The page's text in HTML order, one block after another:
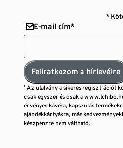
*
E-mail cím*
Feliratkozom a hírlevélre
¹ Az utalvány a sikeres regisztrációt
csak egyszer és csak a
érvényes kávéra, kapszulás
ajándékkártyákra, más
készpénzre nem váltható.